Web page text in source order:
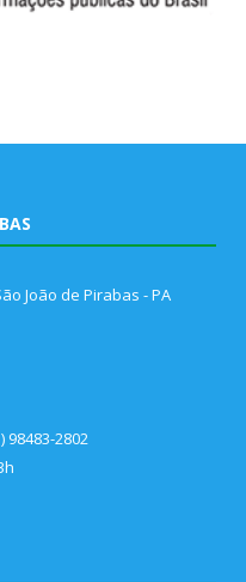
João de Pirabas - PA
2802